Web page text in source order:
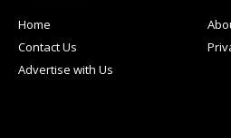
Home
Contact Us
Advertise with Us